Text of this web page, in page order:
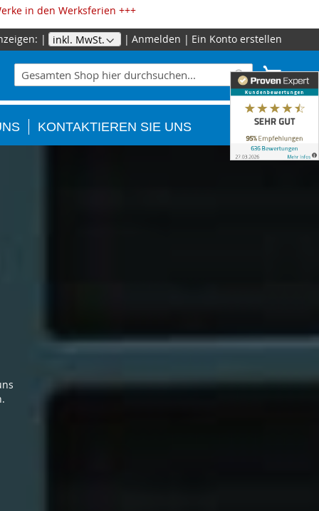
in den Werksferien +++
Zum
Anmelden Ein Konto erstellen
Mein
Suche
Suche
KONTAKTIEREN SIE UNS